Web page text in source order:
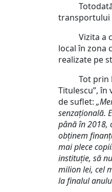
Totodată,
transportului
Vizita a
local în zona
realizate pe
Tot prin
Titulescu”,
de suflet:
senzațională.
până în 2018,
obținem
mai plece
instituție, să
milion lei, cel
la finalul